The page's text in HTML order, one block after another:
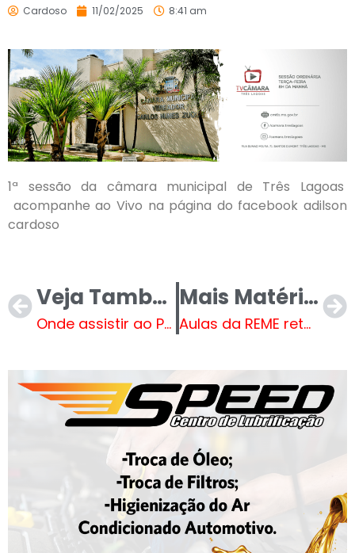
Cardoso 11/02/2025 8:41 am
1ª sessão da câmara municipal de Três Lagoas
acompanhe ao Vivo na página do facebook adilson
cardoso
Veja Também
Onde assistir ao Paulistão 2025 hoje?
Mais Matérias
Aulas da REME retornam nesta quarta-feira (12)